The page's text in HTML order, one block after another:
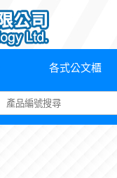
各式公文櫃